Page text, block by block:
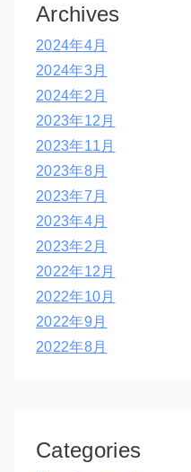
Archives
2024年4月
2024年3月
2024年2月
2023年12月
2023年11月
2023年8月
2023年7月
2023年4月
2023年2月
2022年12月
2022年10月
2022年9月
2022年8月
Categories